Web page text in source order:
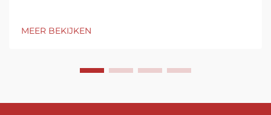
MEER BEKIJKEN